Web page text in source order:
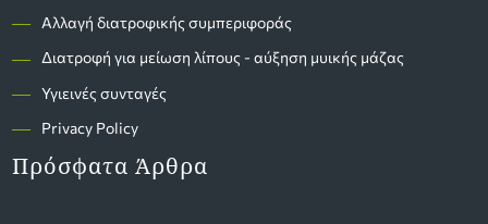
― Αλλαγή διατροφικής συμπεριφοράς
― Διατροφή για μείωση λίπους - αύξηση μυικής μάζας
― Υγιεινές συνταγές
― Privacy Policy
Πρόσφατα Άρθρα